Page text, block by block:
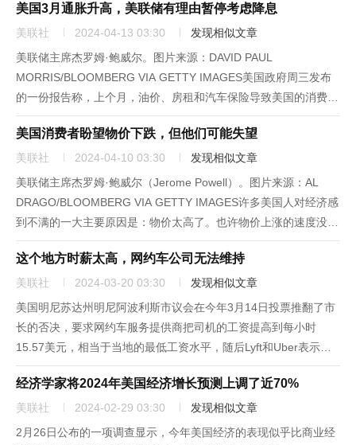
你接...
美国3月通胀升高，美联储有理由暂停考虑降息
美联社 2024-04-13 03:30
发现相似文章
美联储主席杰罗姆·鲍威尔。图片来源：DAVID PAUL
MORRIS/BLOOMBERG VIA GETTY IMAGES美国政府周三发布
的一份报告称，上个月，油价、房租和汽车保险导致美国的消费物
价继续大幅上涨，这可能让美联储（Federal Reserve）暂停考虑
今年何时和以多大幅度降息。2月...
美国消费者盼望物价下跌，但他们可能失望
美联社 2024-04-10 03:30
发现相似文章
美联储主席杰罗姆·鲍威尔（Jerome Powell）。图片来源：AL
DRAGO/BLOOMBERG VIA GETTY IMAGES许多美国人对经济感
到不满的一大主要原因是：物价太高了。也许物价上涨的速度没有
过去那么快了，但平均价格仍高于三年前的水平，令人痛苦，而且
物价大多还在继续上涨。以2升的...
这个地方时薪太高，网约车公司无法维持
美联社 2024-03-20 03:30
发现相似文章
美国明尼苏达州明尼阿波利斯市议会在今年3月14日投票推翻了市
长的否决，要求网约车服务提供商把司机的工资提高到每小时
15.57美元，相当于当地的最低工资水平，随后Lyft和Uber表示将
在该市停止运营。Lyft称这项法令存在“严重的缺陷”。该公司在一
份声明里指出，其支持执行司机最低工资标准，但并不是市...
经济学家将2024年美国经济增长预测上调了近70%
美联社 2024-02-29 03:30
发现相似文章
2月26日公布的一项调查显示，今年美国经济的表现似乎比商业经